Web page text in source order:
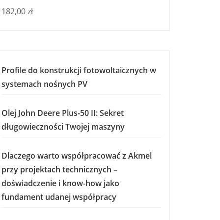
182,00zł
Profile do konstrukcji fotowoltaicznych w
systemach nośnych PV
Olej John Deere Plus-50 II: Sekret
długowieczności Twojej maszyny
Dlaczego warto współpracować z Akmel
przy projektach technicznych –
doświadczenie i know-how jako
fundament udanej współpracy